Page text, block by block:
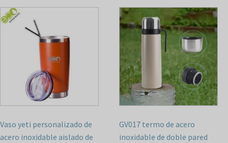
Vaso yeti personalizado de
acero inoxidable aislado de
GV017 termo de acero
inoxidable de doble pared